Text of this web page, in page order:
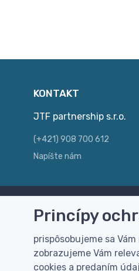
KONTAKT
JTF partnership s.r.o.
(+421) 908 700 612
Napíšte nám
Doprava
100 EUR (bez DPH)
Princípy
prispôsobujeme sa
zobrazujeme Vám
cookies a predaním